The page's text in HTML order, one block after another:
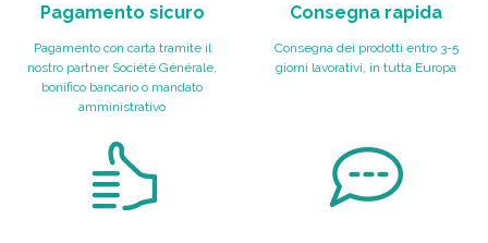
Pagamento sicuro
Pagamento con carta tramite il
nostro partner Société Générale,
bonifico bancario o mandato
amministrativo
Consegna rapida
Consegna dei prodotti entro 3-5
giorni lavorativi, in tutta Europa